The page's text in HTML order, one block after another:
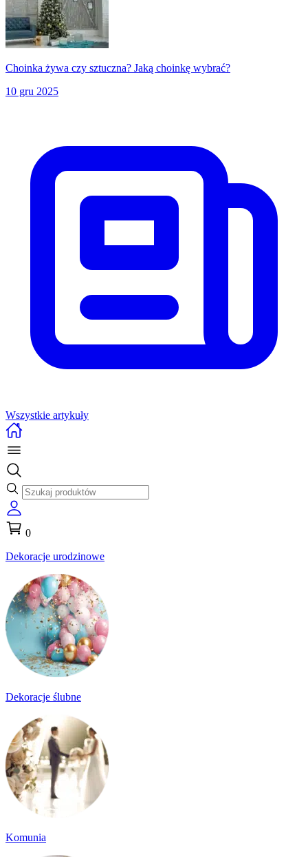
Choinka żywa czy sztuczna? Jaką choinkę wybrać?
10 gru 2025
Wszystkie artykuły
0
Dekoracje urodzinowe
Dekoracje ślubne
Komunia